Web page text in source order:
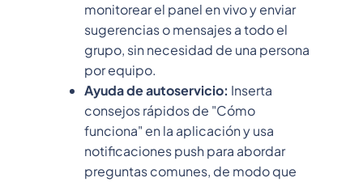
monitorear el panel en vivo y enviar
sugerencias o mensajes a todo el
grupo, sin necesidad de una persona
por equipo.
Ayuda de autoservicio: Inserta
consejos rápidos de "Cómo
funciona" en la aplicación y usa
notificaciones push para abordar
preguntas comunes, de modo que